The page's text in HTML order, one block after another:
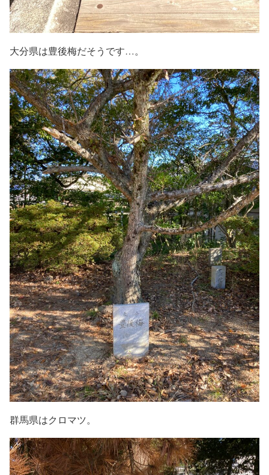
大分県は豊後梅だそうです…。
群馬県はクロマツ。